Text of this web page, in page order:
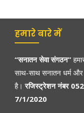
हमारे बारे में
“सनातन सेवा संगठन”
साथ-साथ सनातन धर्म और
है।रजिस्ट्रेशन नंबर
7/1/2020